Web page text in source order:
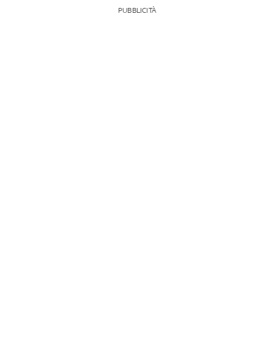
PUBBLICITÀ